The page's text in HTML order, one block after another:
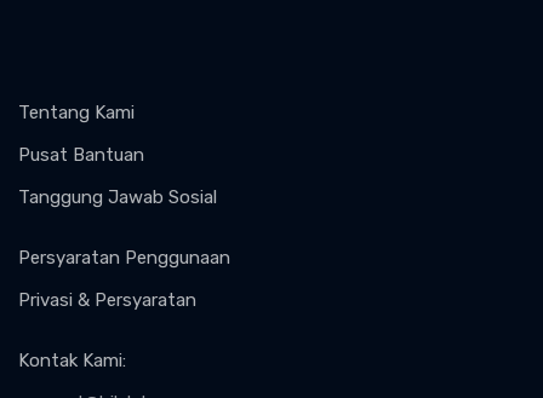
Tentang Kami
Pusat Bantuan
Tanggung Jawab Sosial
Persyaratan Penggunaan
Privasi & Persyaratan
Kontak Kami: